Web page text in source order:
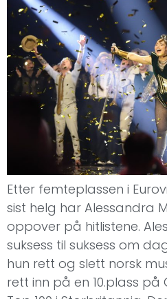
Etter femteplassen i
sist helg har Alessandra
oppover på hitlistene.
suksess til suksess om
hun rett og slett norsk
rett inn på en 10.plass på